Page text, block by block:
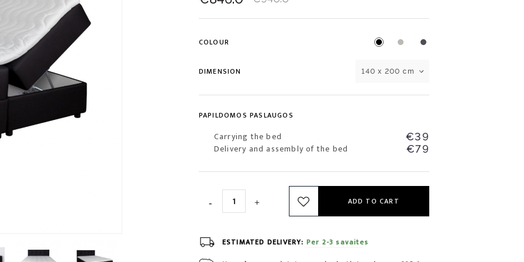
COLOUR
DIMENSION 140 x 200 cm
PAPILDOMOS PASLAUGOS
Carrying the bed €39
Delivery and assembly of the bed €79
ADD TO CART
ESTIMATED DELIVERY: Per 2-3 savaites